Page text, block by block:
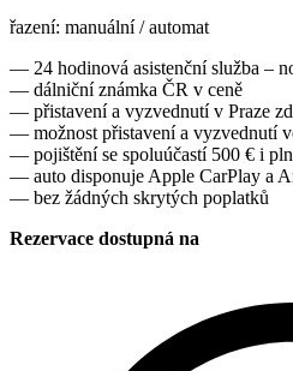
řazení: manuální / automat
— 24 hodinová asistenční služba –
— dálniční známka ČR v ceně
— přistavení a vyzvednutí v Praze
— možnost přistavení a vyzvednutí
— pojištění se spoluúčastí 500 € i
— auto disponuje Apple CarPlay a
— bez žádných skrytých poplatků
Rezervace dostupná na